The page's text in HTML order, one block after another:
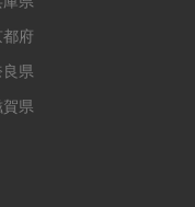
都府
県
県